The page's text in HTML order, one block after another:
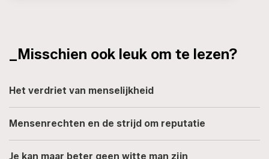
_Misschien ook leuk om te lezen?
Het verdriet van menselijkheid
Mensenrechten en de strijd om reputatie
Je kan maar beter geen witte man zijn